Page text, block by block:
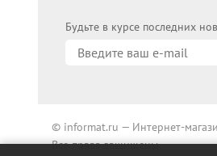
Будьте в курсе последних
© informat.ru — Интернет-
Все права защищены